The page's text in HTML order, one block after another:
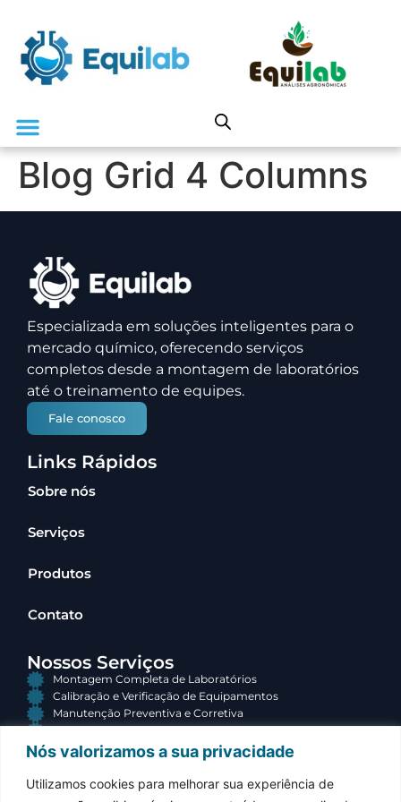
Nós valorizamos a sua privacidade
Utilizamos cookies para melhorar sua experiência de
Blog Grid 4 Columns
Especializada em soluções inteligentes para o
mercado químico, oferecendo serviços
completos desde a montagem de laboratórios
até o treinamento de equipes.
Fale conosco
Links Rápidos
Sobre nós
Serviços
Produtos
Contato
Nossos Serviços
Montagem Completa de Laboratórios
Calibração e Verificação de Equipamentos
Manutenção Preventiva e Corretiva
Consultoria e Terceirização
(34) 3313-3767